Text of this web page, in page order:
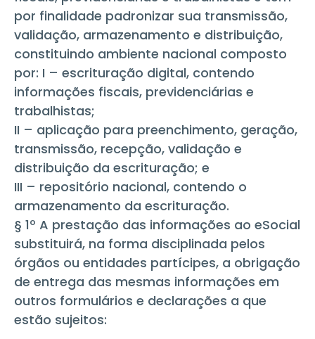
por finalidade padronizar sua transmissão,
validação, armazenamento e distribuição,
constituindo ambiente nacional composto
por: I – escrituração digital, contendo
informações fiscais, previdenciárias e
trabalhistas;
II – aplicação para preenchimento, geração,
transmissão, recepção, validação e
distribuição da escrituração; e
III – repositório nacional, contendo o
armazenamento da escrituração.
§ 1º A prestação das informações ao eSocial
substituirá, na forma disciplinada pelos
órgãos ou entidades partícipes, a obrigação
de entrega das mesmas informações em
outros formulários e declarações a que
estão sujeitos: